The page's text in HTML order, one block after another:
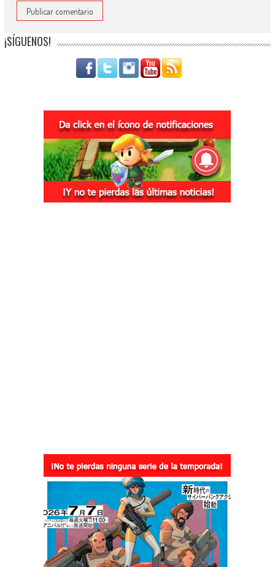
¡SÍGUENOS!